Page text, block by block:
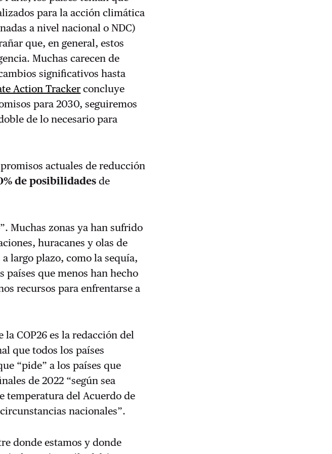
para la acción climática
a nivel nacional o NDC)
que, en general, estos
Muchas carecen de
significativos hasta
Action Tracker concluye
para 2030, seguiremos
de lo necesario para
actuales de reducción
de posibilidades de
Muchas zonas ya han sufrido
huracanes y olas de
largo plazo, como la sequía,
países que menos han hecho
recursos para enfrentarse a
COP26 es la redacción del
que todos los países
“pide” a los países que
de 2022 “según sea
temperatura del Acuerdo de
nacionales”.
donde estamos y donde